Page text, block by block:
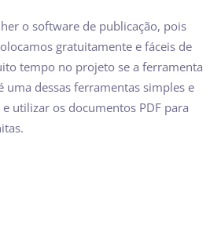
o software de publicação, pois
gratuitamente e fáceis de
tempo no projeto se a ferramenta
uma dessas ferramentas simples e
utilizar os documentos PDF para